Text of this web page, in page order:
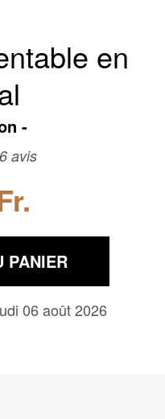
en
6 avis
PANIER
06 août 2026